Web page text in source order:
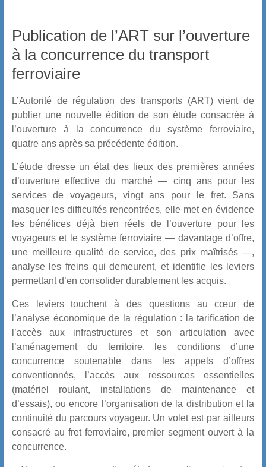
Publication de l’ART sur l’ouverture
à la concurrence du transport
ferroviaire
L’Autorité de régulation des transports (ART) vient de
publier une nouvelle édition de son étude consacrée à
l’ouverture à la concurrence du système ferroviaire,
quatre ans après sa précédente édition.
L’étude dresse un état des lieux des premières années
d’ouverture effective du marché — cinq ans pour les
services de voyageurs, vingt ans pour le fret. Sans
masquer les difficultés rencontrées, elle met en évidence
les bénéfices déjà bien réels de l’ouverture pour les
voyageurs et le système ferroviaire — davantage d’offre,
une meilleure qualité de service, des prix maîtrisés —,
analyse les freins qui demeurent, et identifie les leviers
permettant d’en consolider durablement les acquis.
Ces leviers touchent à des questions au cœur de
l’analyse économique de la régulation : la tarification de
l’accès aux infrastructures et son articulation avec
l’aménagement du territoire, les conditions d’une
concurrence soutenable dans les appels d’offres
conventionnés, l’accès aux ressources essentielles
(matériel roulant, installations de maintenance et
d’essais), ou encore l’organisation de la distribution et la
continuité du parcours voyageur. Un volet est par ailleurs
consacré au fret ferroviaire, premier segment ouvert à la
concurrence.